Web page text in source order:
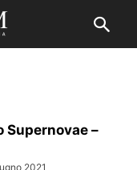
–
2021